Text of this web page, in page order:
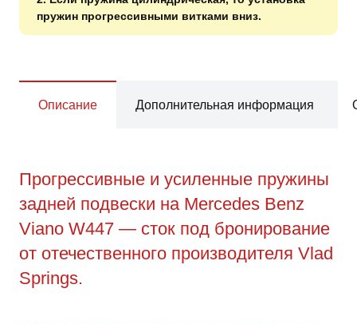
пружин прогрессивными витками вниз.
Описание Дополнительная информация
Прогрессивные и усиленные пружины
задней подвески на Mercedes Benz
Viano W447 — сток под бронирование
от отечественного производителя Vlad
Springs.